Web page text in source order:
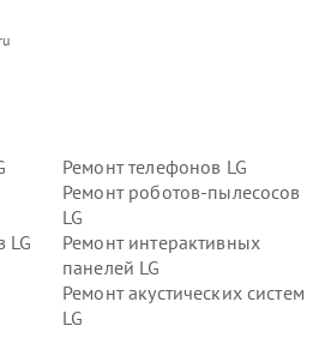
Ремонт телефонов LG
Ремонт роботов-пылесосов
LG
LG
Ремонт интерактивных
панелей LG
Ремонт акустических систем
LG